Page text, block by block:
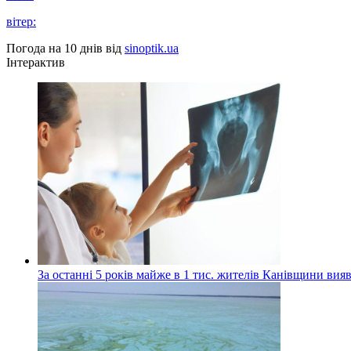
вітер:
Погода на 10 днів від sinoptik.ua
Інтерактив
За останні 5 років майже в 1 тис. жителів Канівщини